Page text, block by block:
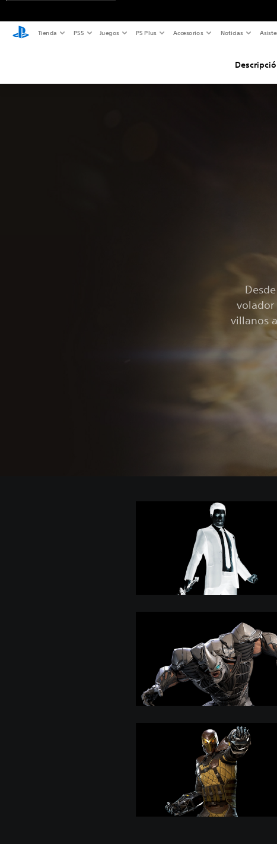
Tienda PS5 Juegos PS Plus Accesorios Noticias
volador
villanos